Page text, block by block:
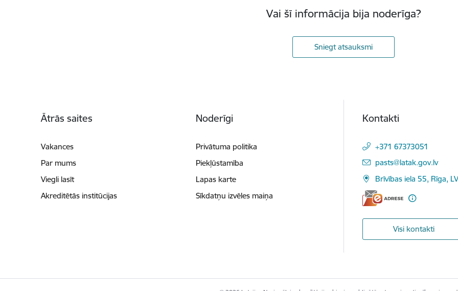
Vai šī informācija bija noderīga?
Sniegt atsauksmi
Ātrās saites
Vakances
Par mums
Viegli lasīt
Akreditētās institūcijas
Noderīgi
Privātuma politika
Piekļūstamība
Lapas karte
Sīkdatņu izvēles maiņa
Kontakti
+371 67373051
E-pasts:
pasts@latak.gov.lv
Brīvības iela 55, Rīga,
Visi kontakti